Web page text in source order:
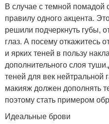
В случае с темной помадой
правилу одного акцента.
решили подчеркнуть губы,
глаз. А посему откажитесь
и ярких теней в пользу
дополнительного слоя
теней для век
макияж должен дополнять
поэтому стать примером
Идеальные брови